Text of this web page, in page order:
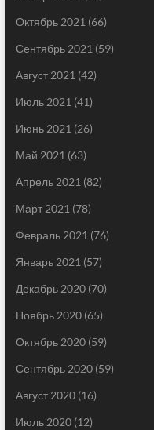
Октябрь 2021 (66)
Сентябрь 2021 (59)
Август 2021 (42)
Июль 2021 (41)
Июнь 2021 (26)
Май 2021 (63)
Апрель 2021 (82)
Март 2021 (78)
Февраль 2021 (76)
Январь 2021 (57)
Декабрь 2020(70)
Ноябрь 2020(65)
Октябрь 2020(59)
Сентябрь 2020(59)
Август 2020(16)
Июль 2020(12)